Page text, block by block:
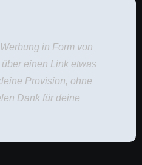
in Form von
einen Link etwas
Provision, ohne
Dank für deine